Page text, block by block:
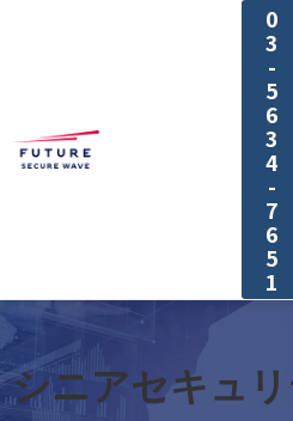
0
3
-
5
6
3
4
-
7
6
5
1
私たちの
解決できる
シニアセキュ